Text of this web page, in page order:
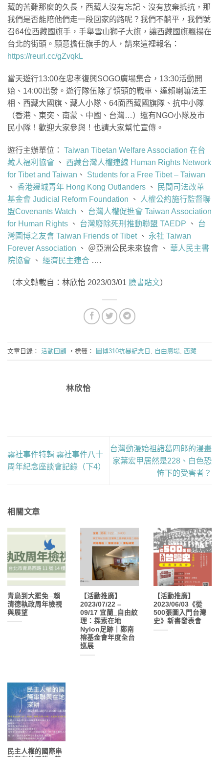
藏的苦難那麼的久長，西藏人沒有忘記、沒有放棄抵抗，那
我們是否能陪他們走一段回家的路呢？我們不躺平，我們號
召64位西藏國旗手，手舉雪山獅子大旗，讓西藏國旗飄揚在
台北的街頭。願意擔任旗手的人，請來這裡報名：
https://reurl.cc/gZvqkL
當天遊行13:00在忠孝復興SOGO廣場集合，13:30活動開
始、14:00出發。遊行隊伍除了領頭的戰車、達賴喇嘛法王
相、西藏大國旗、藏人小隊、64面西藏國旗隊、抗中小隊
（香港、東突、南蒙、中國、台灣…）還有NGO小隊及市
民小隊！歡迎大家參與！也請大家幫忙宣傳。
遊行主辦單位： Taiwan Tibetan Welfare Association 在台
藏人福利協會 、 西藏台灣人權連線 Human Rights Network
for Tibet and Taiwan 、 Students for a Free Tibet – Taiwan
、 香港邊城青年 Hong Kong Outlanders 、
民間司法改革
基金會 Judicial Reform Foundation 、
人權公約施行監督聯
盟Covenants Watch 、 台灣人權促進會 Taiwan Association
for Human Rights 、 台灣廢除死刑推動聯盟 TAEDP 、 台
灣圖博之友會 Taiwan Friends of Tibet、 永社 Taiwan
Forever Association 、 ＠亞洲公民未來協會 、 華人民主書
院協會 、 經濟民主連合 ….
（本文轉載自：林欣怡 2023/03/01 臉書貼文）
文章目錄： 活動回顧 ，標籤： 圖博310抗暴紀念日 自由廣場 西藏
林欣怡
霧社事件特輯 霧社事件八十
周年紀念座談會記錄（下4）
台灣動漫始祖諸葛四郎的漫畫
家葉宏甲居然是228、白色恐
怖下的受害者？
相關文章
青鳥到大罷免─賴
清德執政周年檢視
與展望
【活動推廣】
2023/07/22 –
09/17 宜蘭_自由紋
理：探索在地
Nylon足跡｜鄭南
榕基金會年度全台
巡展
【活動推廣】
2023/06/03《從
500張圖入門台灣
史》新書發表會
民主人權的國際串